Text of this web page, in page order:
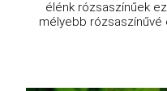
élénk rózsaszínűek
mélyebb rózsaszínűvé